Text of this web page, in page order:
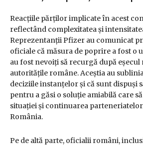
Reacțiile părților implicate în acest
reflectând complexitatea și
Reprezentanții Pfizer au comunicat
oficiale că măsura de poprire a fost o
au fost nevoiți să recurgă după
autoritățile române. Aceștia au
deciziile instanțelor și că sunt dispuși
pentru a găsi o soluție amiabilă care
situației și continuarea
România.
Pe de altă parte, oficialii români,